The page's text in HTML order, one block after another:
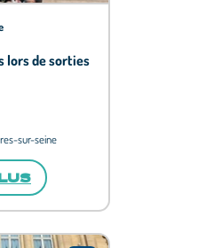
lors de sorties
sur-seine